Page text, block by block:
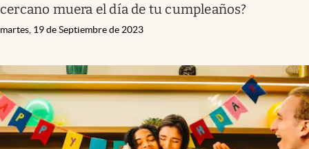
cercano muera el día de tu cumpleaños?
martes, 19 de Septiembre de 2023